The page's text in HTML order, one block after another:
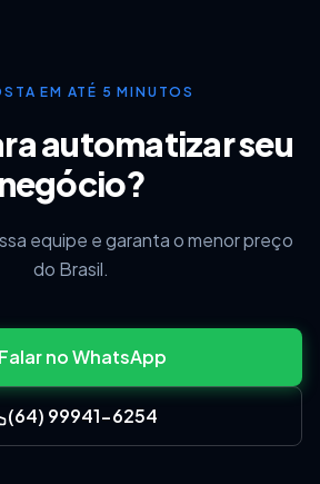
EM ATÉ 5 MINUTOS
automatizar seu
negócio?
equipe e garanta o menor preço
do Brasil.
Falar no WhatsApp
(64) 99941-6254